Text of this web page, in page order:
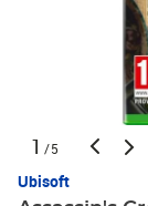
1 /5
Ubisoft